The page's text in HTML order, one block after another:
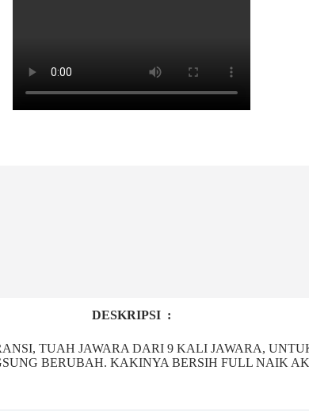
DESKRIPSI :
TUAH JAWARA DARI 9 KALI JAWARA,
BERUBAH. KAKINYA BERSIH FULL NAIK